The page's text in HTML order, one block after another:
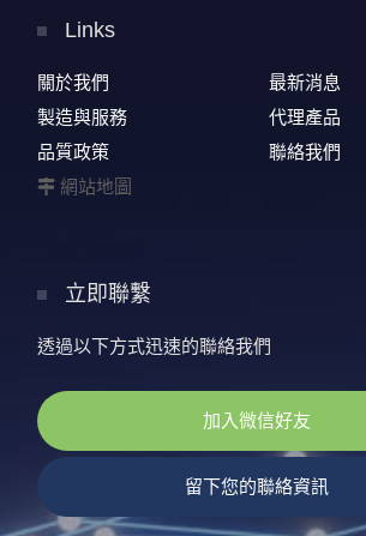
Links
關於我們
最新消息
製造與服務
代理產品
品質政策
聯絡我們
網站地圖
立即聯繫
透過以下方式迅速的聯絡我們
加入微信好友
留下您的聯絡資訊